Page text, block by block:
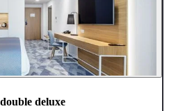
deluxe